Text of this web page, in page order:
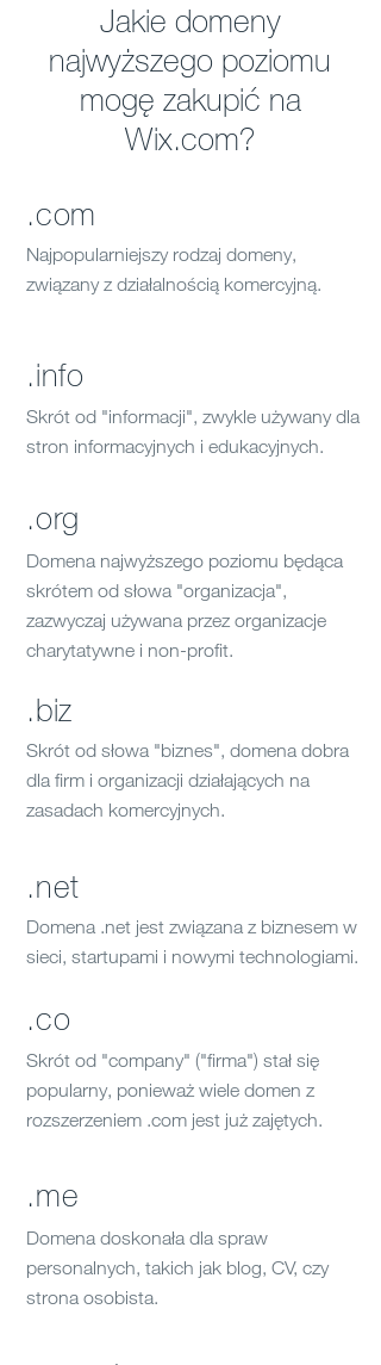
Domena .net jest związana z biznesem w
sieci, startupami i nowymi technologiami.
Jakie domeny
najwyższego poziomu
mogę zakupić na
Wix.com?
.com
.info
.org
Skrót od "informacji", zwykle używany dla
stron informacyjnych i edukacyjnych.
Domena najwyższego poziomu będąca
skrótem od słowa "organizacja",
zazwyczaj używana przez organizacje
charytatywne i non-profit.
.biz
.net
.co
Skrót od słowa "biznes", domena dobra
dla firm i organizacji działających na
zasadach komercyjnych.
Skrót od "company" ("firma") stał się
popularny, ponieważ wiele domen z
rozszerzeniem .com jest już zajętych.
.me
Domena doskonała dla spraw
personalnych, takich jak blog, CV, czy
strona osobista.
Najpopularniejszy rodzaj domeny,
związany z działalnością komercyjną.